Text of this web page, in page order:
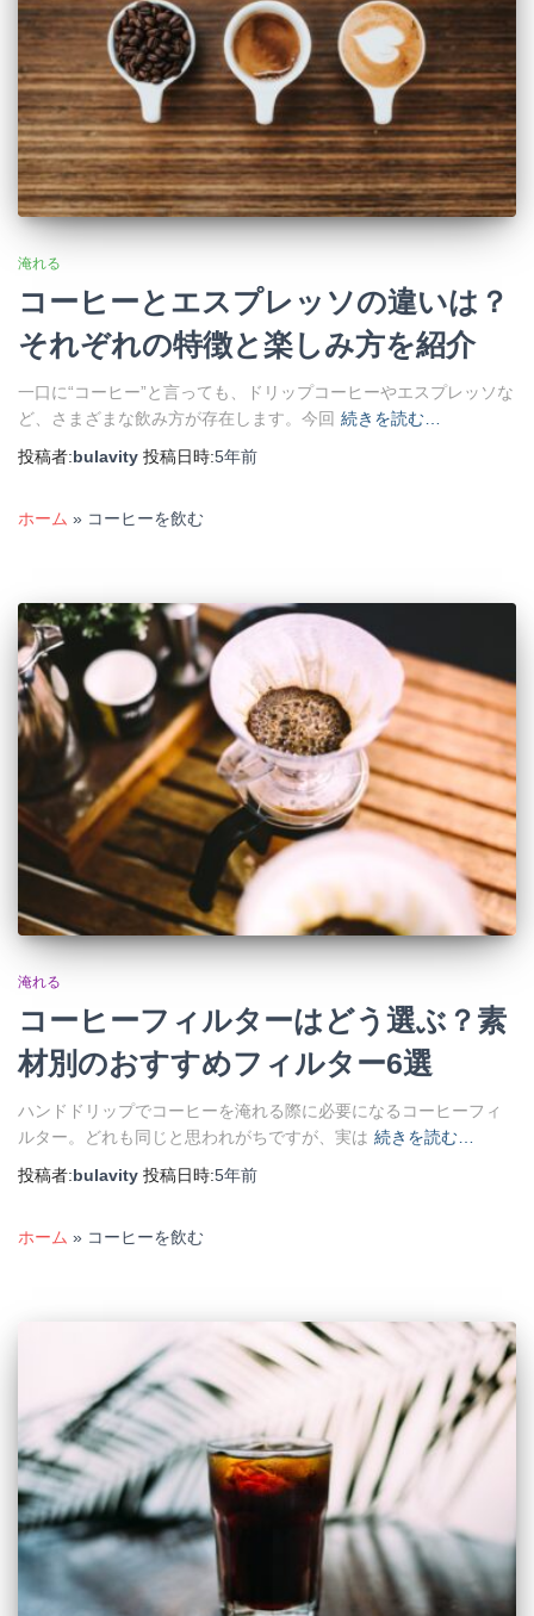
淹れる
コーヒーとエスプレッソの違いは？
それぞれの特徴と楽しみ方を紹介
一口に“コーヒー”と言っても、ドリップコーヒーやエスプレッソな
ど、さまざまな飲み方が存在します。今回 続きを読む…
投稿者:bulavity 投稿日時:5年前
ホーム » コーヒーを飲む
淹れる
コーヒーフィルターはどう選ぶ？素
材別のおすすめフィルター6選
ハンドドリップでコーヒーを淹れる際に必要になるコーヒーフィ
ルター。どれも同じと思われがちですが、実は 続きを読む…
投稿者:bulavity 投稿日時:5年前
ホーム » コーヒーを飲む